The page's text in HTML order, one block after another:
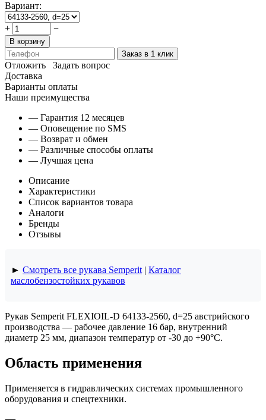
Вариант:
+ −
В корзину
Заказ в 1 клик
Отложить
Задать вопрос
Доставка
Варианты оплаты
Наши преимущества
— Гарантия 12 месяцев
— Оповещение по SMS
— Возврат и обмен
— Различные способы оплаты
— Лучшая цена
Описание
Характеристики
Список вариантов товара
Аналоги
Бренды
Отзывы
► Смотреть все рукава Semperit | Каталог
маслобензостойких рукавов
Рукав Semperit FLEXIOIL-D 64133-2560, d=25 австрийского
производства — рабочее давление 16 бар, внутренний
диаметр 25 мм, диапазон температур от -30 до +90°C.
Область применения
Применяется в гидравлических системах промышленного
оборудования и спецтехники.